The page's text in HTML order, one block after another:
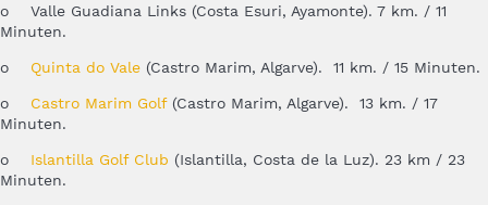
o Valle Guadiana Links (Costa Esuri, Ayamonte). 7 km. / 11
Minuten.
o Quinta do Vale (Castro Marim, Algarve). 11 km. / 15 Minuten.
o Castro Marim Golf(Castro Marim, Algarve). 13 km. / 17
Minuten.
o Islantilla Golf Club (Islantilla, Costa de la Luz). 23 km / 23
Minuten.